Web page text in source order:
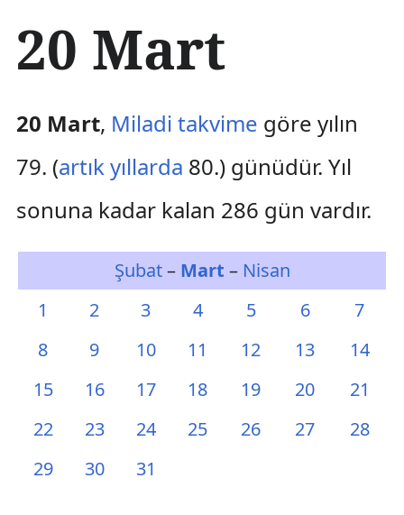
ç
e
r
e
t
a
20 Mart
20 Mart, Miladi takvime göre yılın
79. (artık yıllarda 80.) günüdür. Yıl
sonuna kadar kalan 286 gün vardır.
Şubat– Mart – Nisan
1
2 3 4 5 6
7
8
9 10 11 12 13
14
15
16 17 18 19 20
21
22
23 24 25 26 27
28
29
30 31